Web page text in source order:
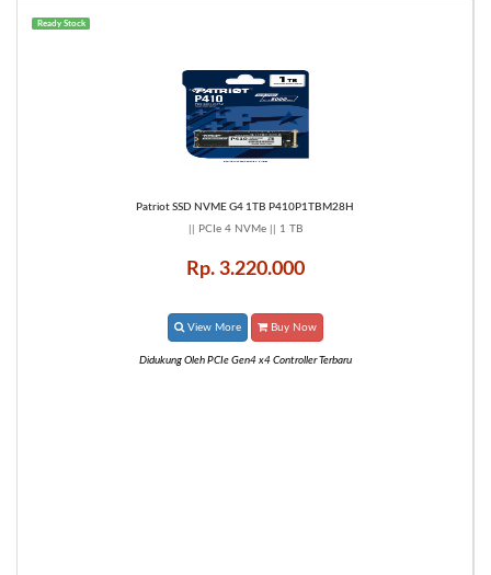
Ready Stock
Patriot SSD NVME G4 1TB P410P1TBM28H
|| PCIe 4 NVMe || 1 TB
Rp. 3.220.000
View More Buy Now
Didukung Oleh PCIe Gen4 x4 Controller Terbaru